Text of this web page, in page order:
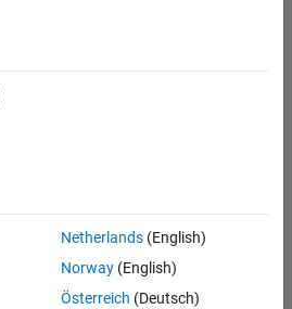
Netherlands(English)
Norway(English)
Österreich (Deutsch)